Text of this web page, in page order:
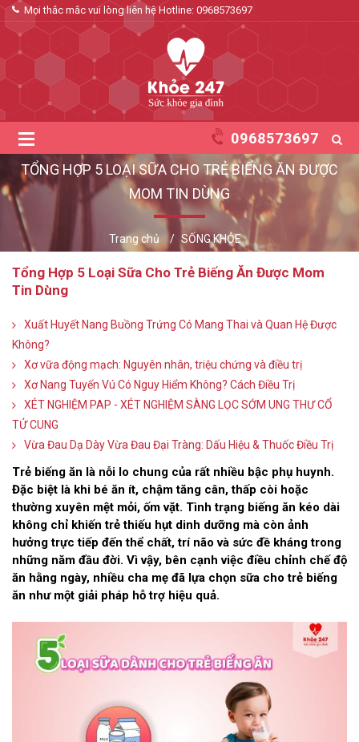
Mọi thắc mắc vui lòng liên hệ Hotline: 0968573697
0968573697
TỔNG HỢP 5 LOẠI SỮA CHO TRẺ BIẾNG ĂN ĐƯỢC
MOM TIN DÙNG
Trang chủ SỐNG KHỎE
Tổng Hợp 5 Loại Sữa Cho Trẻ Biếng Ăn Được Mom
Tin Dùng
Xuất Huyết Nang Buồng Trứng Có Mang Thai và Quan Hệ Được
Không?
Xơ vữa động mạch: Nguyên nhân, triệu chứng và điều trị
Xơ Nang Tuyến Vú Có Nguy Hiểm Không? Cách Điều Trị
XÉT NGHIỆM PAP - XÉT NGHIỆM SÀNG LỌC SỚM UNG THƯ CỔ
TỬ CUNG
Vừa Đau Dạ Dày Vừa Đau Đại Tràng: Dấu Hiệu & Thuốc Điều Trị
Trẻ biếng ăn là nỗi lo chung của rất nhiều bậc phụ huynh.
Đặc biệt là khi bé ăn ít, chậm tăng cân, thấp còi hoặc
thường xuyên mệt mỏi, ốm vặt. Tình trạng biếng ăn kéo dài
không chỉ khiến trẻ thiếu hụt dinh dưỡng mà còn ảnh
hưởng trực tiếp đến thể chất, trí não và sức đề kháng trong
những năm đầu đời. Vì vậy, bên cạnh việc điều chỉnh chế độ
ăn hằng ngày, nhiều cha mẹ đã lựa chọn sữa cho trẻ biếng
ăn như một giải pháp hỗ trợ hiệu quả.